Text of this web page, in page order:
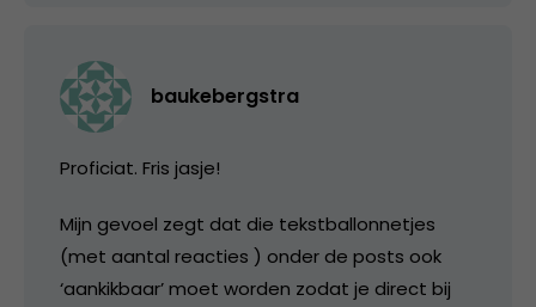
baukebergstra
Proficiat. Fris jasje!
Mijn gevoel zegt dat die tekstballonnetjes
(met aantal reacties ) onder de posts ook
‘aankikbaar’ moet worden zodat je direct bij